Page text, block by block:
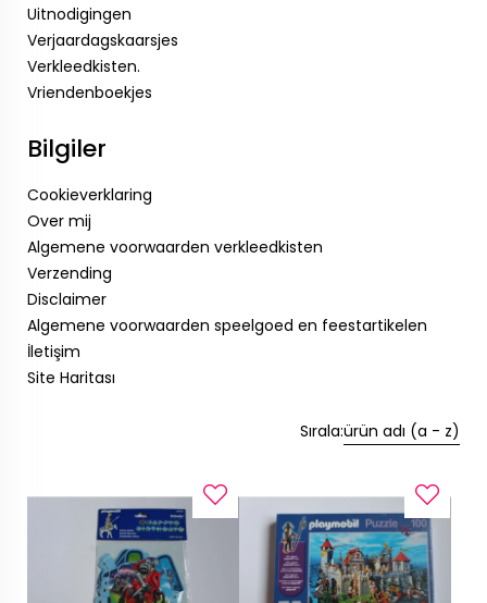
Uitnodigingen
Verjaardagskaarsjes
Verkleedkisten.
Vriendenboekjes
Bilgiler
Cookieverklaring
Over mij
Algemene voorwaarden verkleedkisten
Verzending
Disclaimer
Algemene voorwaarden speelgoed en feestartikelen
İletişim
Site Haritası
Sırala:ürün adı (a - z)